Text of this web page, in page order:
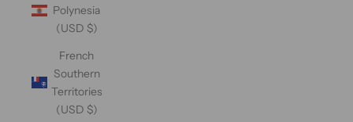
Polynesia
(USD $)
French
Southern
Territories
(USD $)